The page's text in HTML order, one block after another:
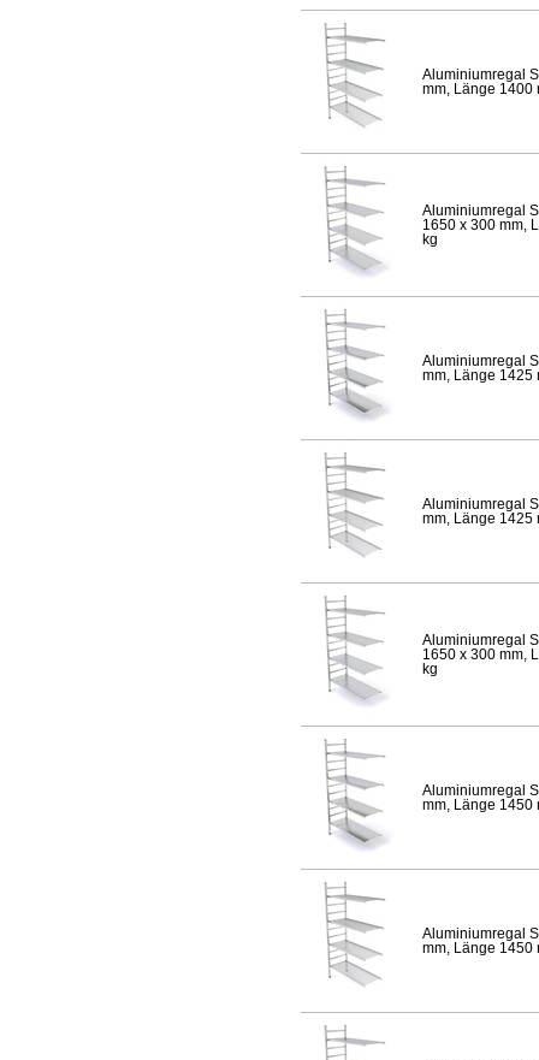
Aluminiumregal
mm, Länge 1400
Aluminiumregal
1650 x 300 mm,
kg
Aluminiumregal
mm, Länge 1425
Aluminiumregal
mm, Länge 1425
Aluminiumregal
1650 x 300 mm,
kg
Aluminiumregal
mm, Länge 1450
Aluminiumregal
mm, Länge 1450